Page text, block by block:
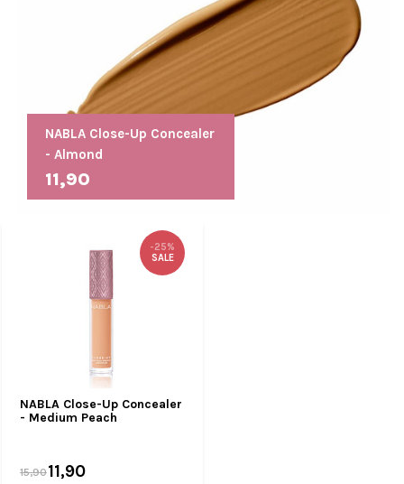
NABLA Close-Up Concealer
- Almond
11,90
NABLA Close-Up Concealer
- Medium Peach
-25%
SALE
15,9011,90